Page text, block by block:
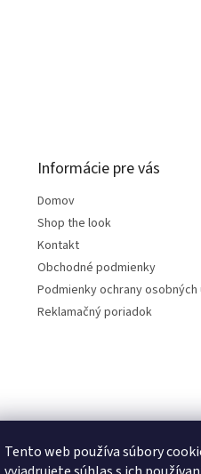
Tento web používa súbory
Informácie pre vás
Domov
Shop the look
Kontakt
Obchodné podmienky
Podmienky ochrany osobných
Reklamačný poriadok